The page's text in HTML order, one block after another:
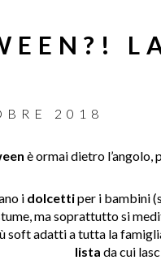
2018
è ormai dietro l’angolo,
i dolcettiper i bambini
ma soprattutto si
soft adatti a tutta la
lista da cui